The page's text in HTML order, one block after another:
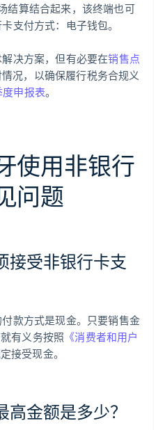
结算结合起来，该终端也可
支付方式：电子钱包。
决方案，但有必要在销售点
况，以确保履行税务合规义
申报表。
使用非银行
问题
接受非银行卡支
款方式是现金。只要销售金
有义务按照 《消费者和用户
接受现金。
金额是多少？